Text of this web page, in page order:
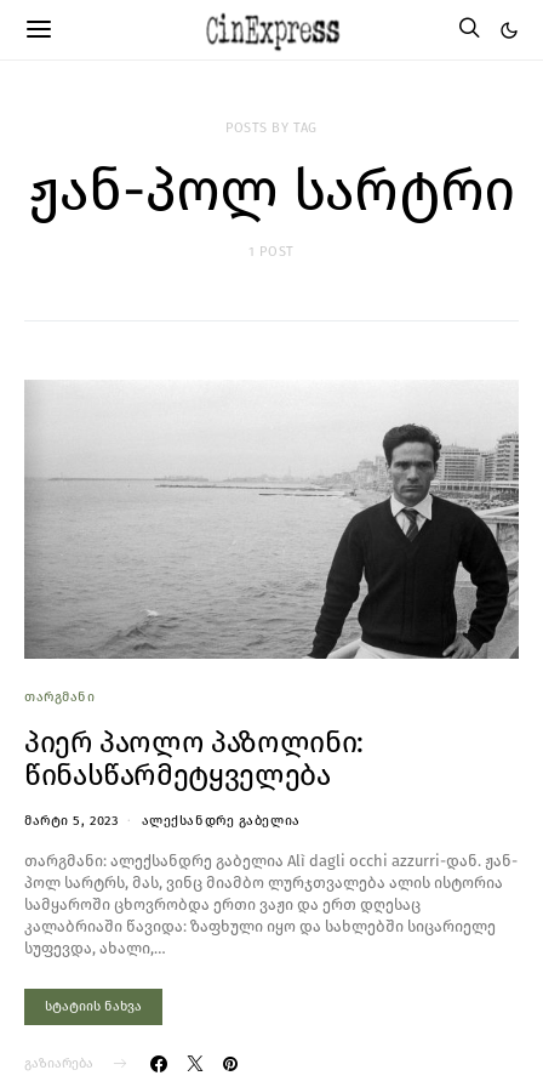
POSTS BY TAG
ჟან-პოლ სარტრი
1 POST
ᲗᲐᲠᲒᲛᲐᲜᲘ
პიერ პაოლო პაზოლინი:
წინასწარმეტყველება
ᲛᲐᲠᲢᲘ 5, 2023 ᲐᲚᲔᲥᲡᲐᲜᲓᲠᲔ ᲒᲐᲑᲔᲚᲘᲐ
თარგმანი: ალექსანდრე გაბელია Alì dagli occhi azzurri-დან. ჟან-
პოლ სარტრს, მას, ვინც მიამბო ლურჯთვალება ალის ისტორია
სამყაროში ცხოვრობდა ერთი ვაჟი და ერთ დღესაც
კალაბრიაში წავიდა: ზაფხული იყო და სახლებში სიცარიელე
სუფევდა, ახალი,…
სტატიის ნახვა
გაზიარება